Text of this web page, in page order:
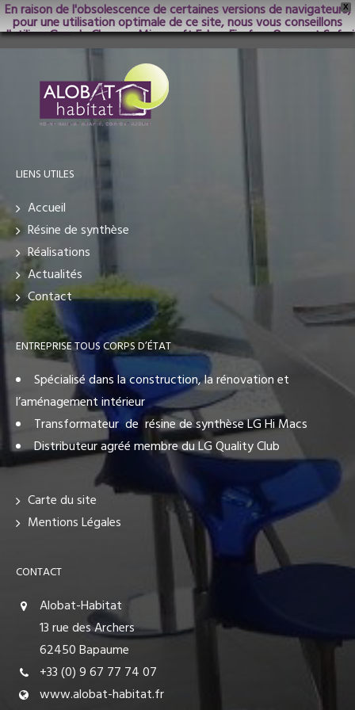
X
En raison de l'obsolescence de certaines versions de navigateurs,
pour une utilisation optimale de ce site, nous vous conseillons
d'utiliser Google Chrome; Microsoft Edge, Firefox, Opera et Safari
dans les versions les plus récentes.
LIENS UTILES
Accueil
Résine de synthèse
Réalisations
Actualités
Contact
ENTREPRISE TOUS CORPS D’ÉTAT
Spécialisé dans la construction, la rénovation et
l’aménagement intérieur
Transformateur de résine de synthèse LG Hi Macs
Distributeur agréé membre du LG Quality Club
Carte du site
Mentions Légales
CONTACT
Alobat-Habitat
13 rue des Archers
62450 Bapaume
+33 (0) 9 67 77 74 07
www.alobat-habitat.fr